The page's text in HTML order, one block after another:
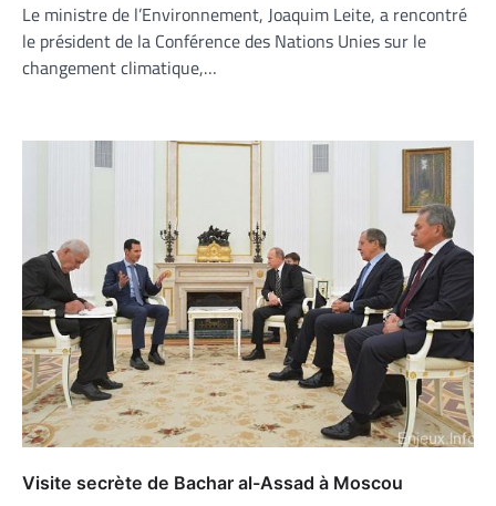
Le ministre de l’Environnement, Joaquim Leite, a rencontré
le président de la Conférence des Nations Unies sur le
changement climatique,…
Visite secrète de Bachar al-Assad à Moscou